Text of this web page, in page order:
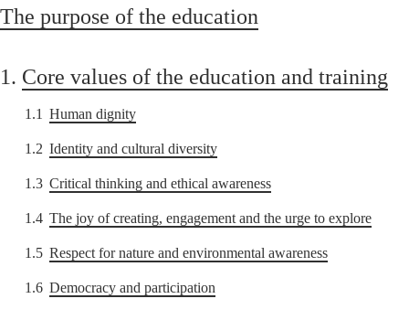
The purpose of the education
1. Core values of the education and training
1.1 Human dignity
1.2 Identity and cultural diversity
1.3 Critical thinking and ethical awareness
1.4 The joy of creating, engagement and the urge to explore
1.5 Respect for nature and environmental awareness
1.6 Democracy and participation